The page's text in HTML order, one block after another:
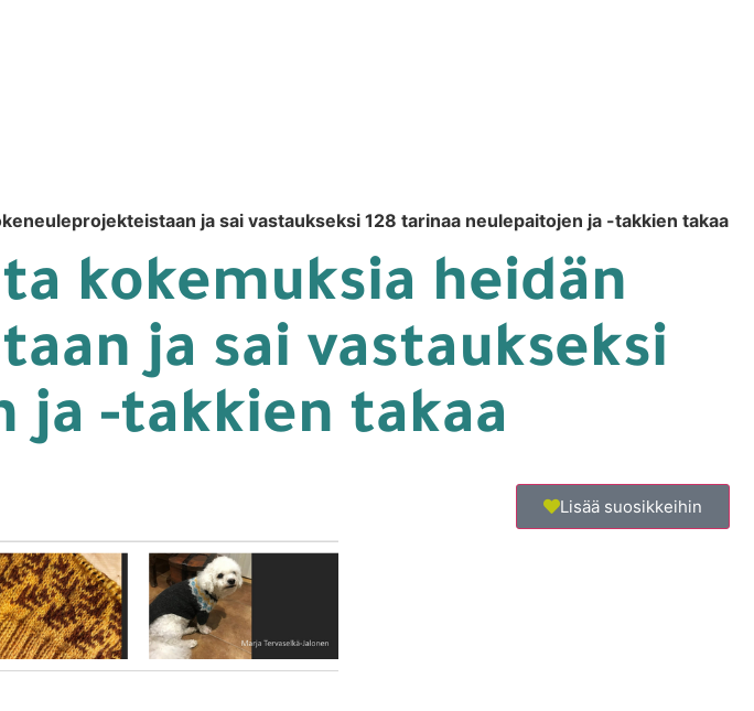
ja sai vastaukseksi 128 tarinaa neulepaitojen ja -takkien takaa
kokemuksia heidän
ja sai vastaukseksi
ja -takkien takaa
Lisää suosikkeihin